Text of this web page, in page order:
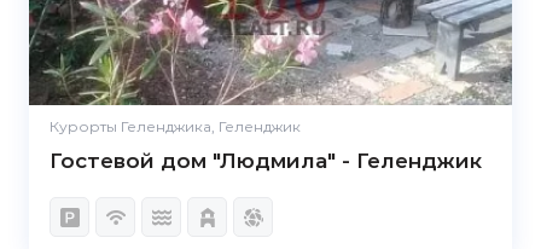
Курорты Геленджика, Геленджик
Гостевой дом "Людмила" - Геленджик